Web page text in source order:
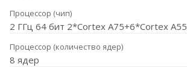
Процессор (чип)
2 ГГц 64 бит 2*Cortex A75+6*Cortex A55
Процессор (количество ядер)
8 ядер